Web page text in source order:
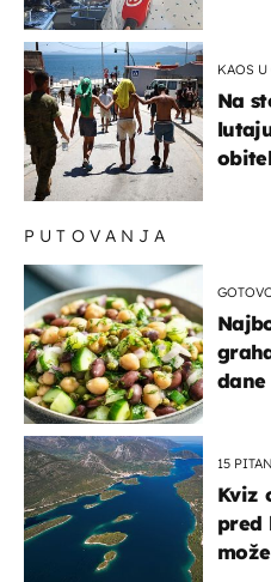
KAOS U
Na
PUTOVANJA
15
Kviz
pred